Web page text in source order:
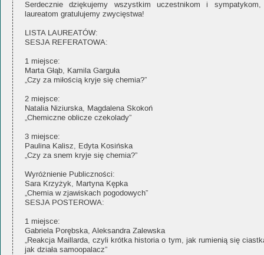
Serdecznie dziękujemy wszystkim uczestnikom i
laureatom gratulujemy zwycięstwa!
LISTA LAUREATÓW:
SESJA REFERATOWA:
1 miejsce:
Marta Głąb, Kamila Garguła
„Czy za miłością kryje się chemia?”
2 miejsce:
Natalia Niziurska, Magdalena Skokoń
„Chemiczne oblicze czekolady”
3 miejsce:
Paulina Kalisz, Edyta Kosińska
„Czy za snem kryje się chemia?”
Wyróżnienie Publiczności:
Sara Krzyżyk, Martyna Kępka
„Chemia w zjawiskach pogodowych”
SESJA POSTEROWA:
1 miejsce:
Gabriela Porębska, Aleksandra Zalewska
„Reakcja Maillarda, czyli krótka historia o tym, jak rumienią się
jak działa samoopalacz”